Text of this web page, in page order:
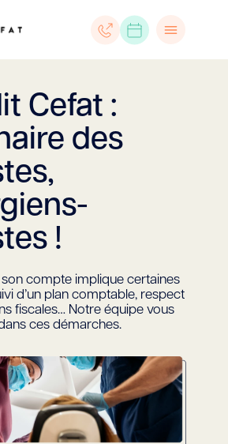
Cefat :
des
!
son compte implique certaines
d’un plan comptable, respect
fiscales… Notre équipe vous
ces démarches.